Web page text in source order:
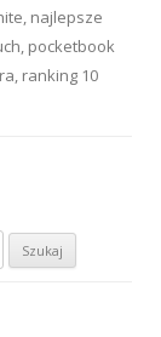
najlepsze
pocketbook
ranking 10